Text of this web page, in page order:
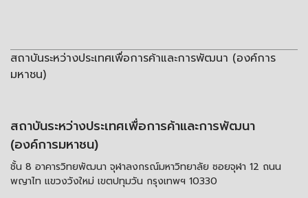
สถาบันระหว่างประเทศเพื่อการค้าและการพัฒนา (องค์การ
มหาชน)
สถาบันระหว่างประเทศเพื่อการค้าและการพัฒนา
(องค์การมหาชน)
ชั้น 8 อาคารวิทยพัฒนา จุฬาลงกรณ์มหาวิทยาลัย ซอยจุฬา 12 ถนน
พญาไท แขวงวังใหม่ เขตปทุมวัน กรุงเทพฯ 10330